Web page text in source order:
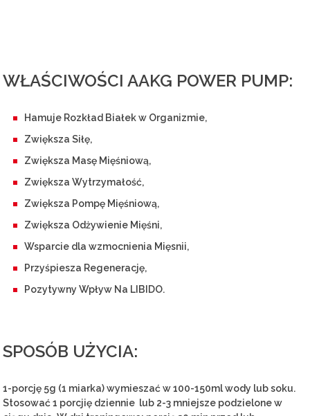
WŁAŚCIWOŚCI AAKG POWER PUMP:
Hamuje Rozkład Białek w Organizmie,
Zwiększa Siłę,
Zwiększa Masę Mięśniową,
Zwiększa Wytrzymałość,
Zwiększa Pompę Mięśniową,
Zwiększa Odżywienie Mięśni,
Wsparcie dla wzmocnienia Mięsnii,
Przyśpiesza Regenerację,
Pozytywny Wpływ Na LIBIDO.
SPOSÓB UŻYCIA:
1-porcję 5g (1 miarka) wymieszać w 100-150ml wody lub soku.
Stosować 1 porcjię dziennie lub 2-3 mniejsze podzielone w